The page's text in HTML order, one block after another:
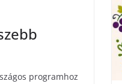
programhoz